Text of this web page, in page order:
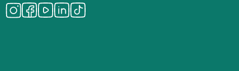
Instagram
Facebook
Youtube
LinkedIn
Tiktok